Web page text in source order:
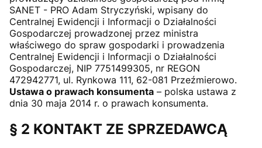
SANET - PRO Adam Stryczyński, wpisany do
Centralnej Ewidencji i Informacji o Działalności
Gospodarczej prowadzonej przez ministra
właściwego do spraw gospodarki i prowadzenia
Centralnej Ewidencji i Informacji o Działalności
Gospodarczej, NIP 7751499305, nr REGON
472942771, ul. Rynkowa 111, 62-081 Przeźmierowo.
Ustawa o prawach konsumenta – polska ustawa z
dnia 30 maja 2014 r. o prawach konsumenta.
§ 2 KONTAKT ZE SPRZEDAWCĄ